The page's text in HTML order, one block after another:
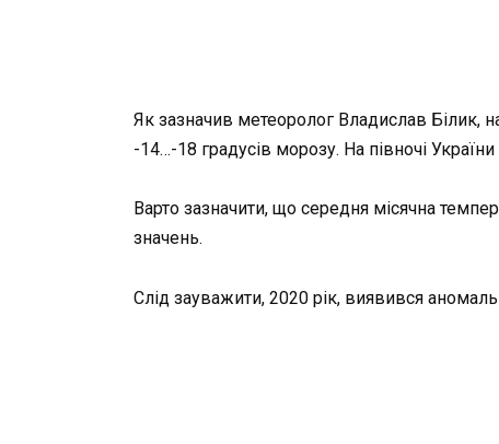
Як зазначив метеоролог Владислав Білик,
-14…-18 градусів морозу. На півночі
Варто зазначити, що середня місячна
значень.
Слід зауважити, 2020 рік, виявився